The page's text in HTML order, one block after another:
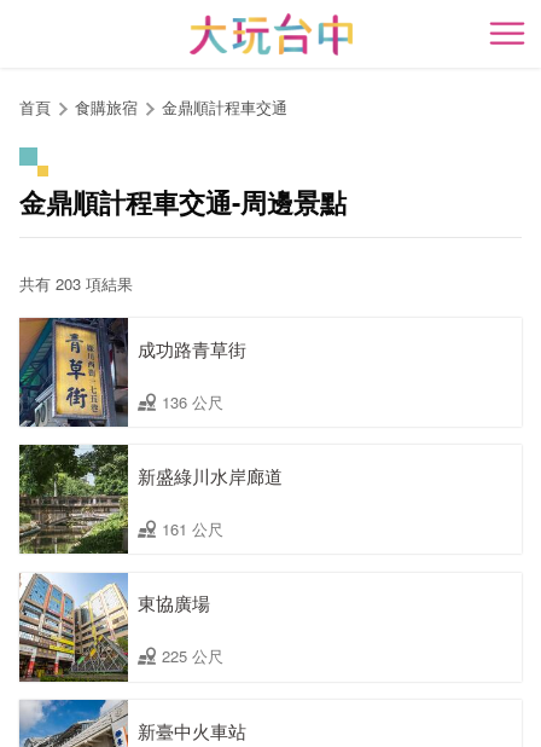
開
首頁 食購旅宿 金鼎順計程車交通
金鼎順計程車交通-周邊景點
共有 203 項結果
成功路青草街
136 公尺
新盛綠川水岸廊道
161 公尺
東協廣場
225 公尺
新臺中火車站